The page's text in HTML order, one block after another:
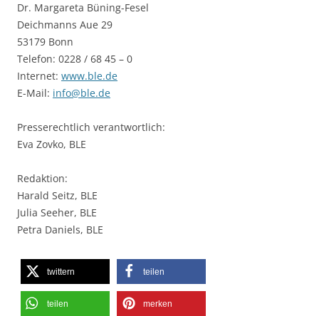
Dr. Margareta Büning-Fesel
Deichmanns Aue 29
53179 Bonn
Telefon: 0228 / 68 45 – 0
Internet: www.ble.de
E-Mail: info@ble.de
Presserechtlich verantwortlich:
Eva Zovko, BLE
Redaktion:
Harald Seitz, BLE
Julia Seeher, BLE
Petra Daniels, BLE
twittern teilen
teilen merken